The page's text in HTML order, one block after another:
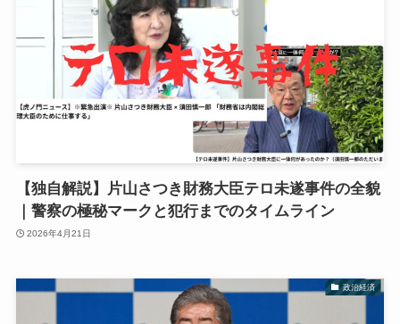
【独自解説】片山さつき財務大臣テロ未遂事件の全貌
｜警察の極秘マークと犯行までのタイムライン
2026年4月21日
政治経済